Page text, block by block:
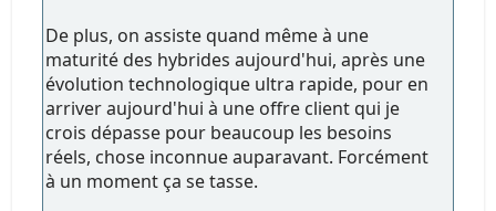
De plus, on assiste quand même à une
maturité des hybrides aujourd'hui, après une
évolution technologique ultra rapide, pour en
arriver aujourd'hui à une offre client qui je
crois dépasse pour beaucoup les besoins
réels, chose inconnue auparavant. Forcément
à un moment ça se tasse.